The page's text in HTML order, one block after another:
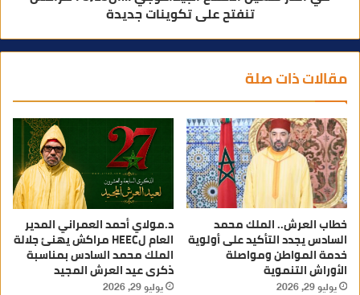
تنفتح على تكوينات جديدة
مقالات ذات صلة
خطاب العرش.. الملك محمد
السادس يجدد التأكيد على أولوية
خدمة المواطن ومواصلة
الأوراش التنموية
يوليو 29, 2026
د.مولاي أحمد العمراني المدير
العام لHEEC مراكش يهنئ جلالة
الملك محمد السادس بمناسبة
ذكرى عيد العرش المجيد
يوليو 29, 2026